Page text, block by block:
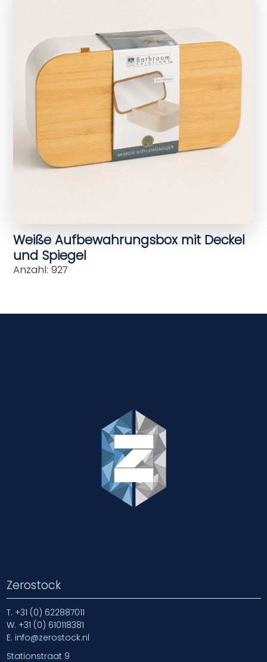
Weiße Aufbewahrungsbox mit Deckel
und Spiegel
Anzahl: 927
Zerostock
T. +31 (0) 622887011
W. +31 (0) 610118381
E. info@zerostock.nl
Stationstraat 9